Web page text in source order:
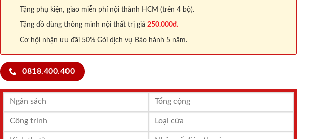
Tặng phụ kiện, giao miễn phí nội thành HCM (trên 4 bộ).
Tặng đồ dùng thông minh nội thất trị giá 250.000đ.
Cơ hội nhận ưu đãi 50% Gói dịch vụ Bảo hành 5 năm.
0818.400.400